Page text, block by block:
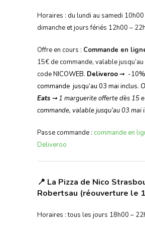
Horaires : du lundi au samedi
dimanche et jours fériés 12h00 –
Offre en cours : Commande en
15€ de commande, valable
codeNICOWEB. Deliveroo➞ -10%
commande jusqu’au 03 mai inclus.
Eats ➞ 1 marguerite offerte dès 15
commande, valable jusqu’au 03 mai
Passe commande : commande en
Deliveroo
📍 La Pizza de Nico
Robertsau (réouverture le
Horaires : tous les jours 18h00 –